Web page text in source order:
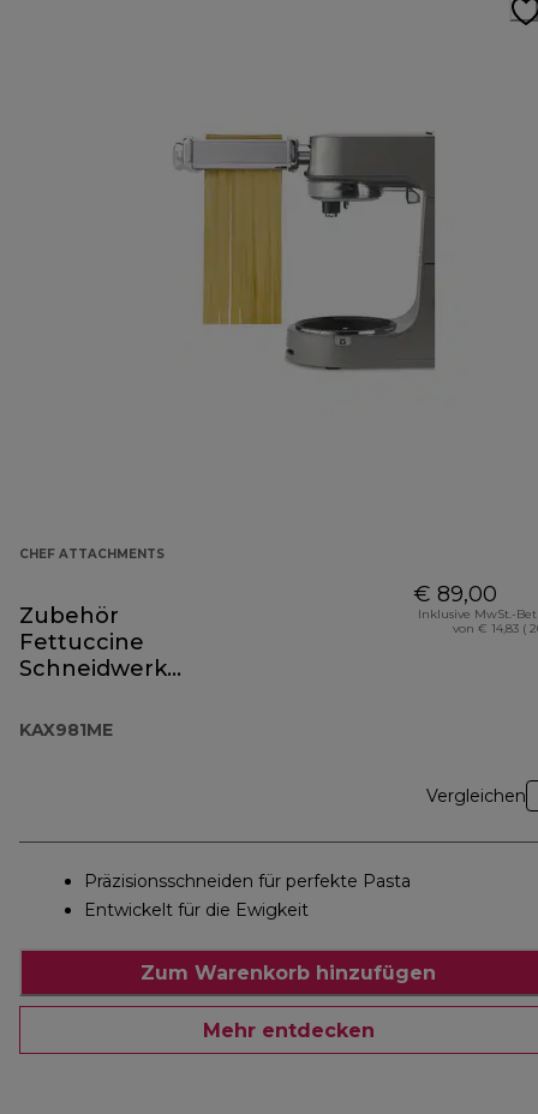
CHEF ATTACHMENTS
Zubehör
Fettuccine
Schneidwerk
KAX981ME
€ 89,00
Inklusive MwSt.-
von € 14,83 (
Vergleichen
Präzisionsschneiden für perfekte Pasta
Entwickelt für die Ewigkeit
Zum Warenkorb hinzufügen
Mehr entdecken